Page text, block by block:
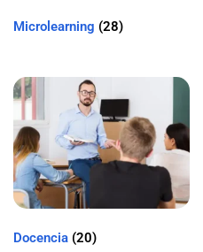
Microlearning (28)
Docencia (20)